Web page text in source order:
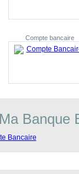
Compte bancaire
Banque